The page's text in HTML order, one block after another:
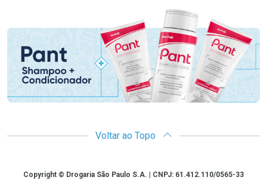
Promoção em Destaque
Voltar ao Topo
CopyrightCopyright © Drogaria São Paulo S.A. | CNPJ: 61.412.110/0565-33